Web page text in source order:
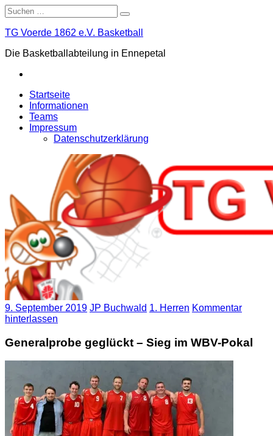
Skip
to
content
Suche
nach:
TG Voerde 1862 e.V. Basketball
Die Basketballabteilung in Ennepetal
Startseite
Informationen
Teams
Impressum
Datenschutzerklärung
9. September 2019 JP Buchwald 1. Herren Kommentar
hinterlassen
Generalprobe geglückt – Sieg im WBV-Pokal